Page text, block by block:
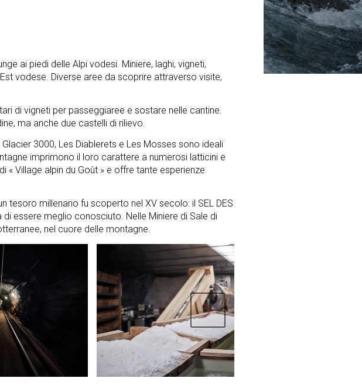
ai piedi delle Alpi vodesi. Miniere, laghi, vigneti,
vodese. Diverse aree da scoprire attraverso visite,
di vigneti per passeggiaree e sostare nelle cantine.
ma anche due castelli di rilievo.
3000, Les Diablerets e Les Mosses sono ideali
imprimono il loro carattere a numerosi latticini e
Village alpin du Goût » e offre tante esperienze
tesoro millenario fu scoperto nel XV secolo: il SEL DES
essere meglio conosciuto. Nelle Miniere di Sale di
nel cuore delle montagne.
Succ